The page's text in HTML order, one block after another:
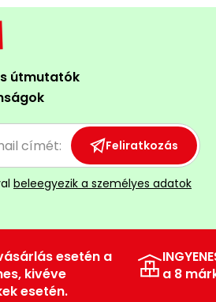
útmutatók
Feliratkozás
beleegyezik a személyes adatok
esetén a
kivéve
esetén.
a 8